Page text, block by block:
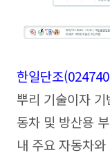
한일단조(024740
뿌리 기술이자
동차 및 방산용
내 주요 자동차